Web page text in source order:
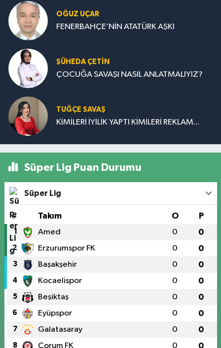
OĞUZ UÇAR
FENERBAHÇE’NİN ATATÜRK AŞKI
ŞÜHEDA ÇETİN
ÇOCUĞA SAVAŞI NASIL ANLATMALIYIZ?
TUĞÇE SAVAŞ
KİMİLERİ İYİLİK YAPTI KİMİLERİ REKLAM...
Süper Lig Puan Durumu
Süper Lig
# Takım O P
1 Amed 0 0
2 Erzurumspor FK 0 0
3 Başakşehir 0 0
4 Kocaelispor 0 0
5 Beşiktaş 0 0
6 Eyüpspor 0 0
7 Galatasaray 0 0
8 Çorum FK 0 0